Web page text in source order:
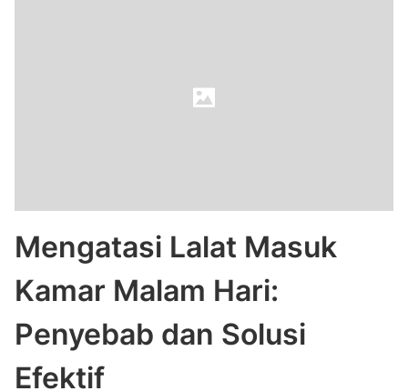
Mengatasi Lalat Masuk
Kamar Malam Hari:
Penyebab dan Solusi
Efektif